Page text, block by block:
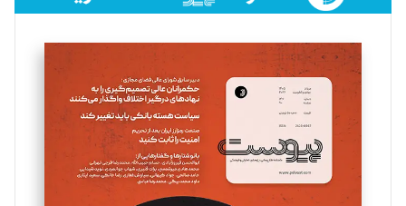
فائزه فتحی رستمی
تحریریه
سروش کرمیان
تحریریه
مینا پاکدل